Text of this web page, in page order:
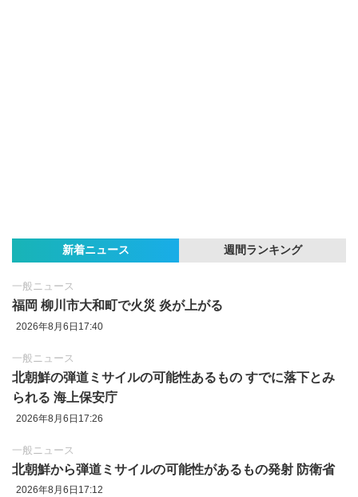
新着ニュース 週間ランキング
一般ニュース
福岡 柳川市大和町で火災 炎が上がる
2026年8月6日17:40
一般ニュース
北朝鮮の弾道ミサイルの可能性あるもの すでに落下とみ
られる 海上保安庁
2026年8月6日17:26
一般ニュース
北朝鮮から弾道ミサイルの可能性があるもの発射 防衛省
2026年8月6日17:12